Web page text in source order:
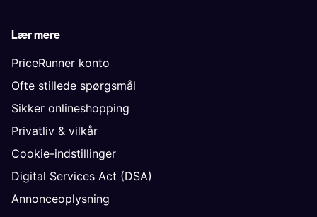
Lær mere
PriceRunner konto
Ofte stillede spørgsmål
Sikker onlineshopping
Privatliv & vilkår
Cookie-indstillinger
Digital Services Act (DSA)
Annonceoplysning